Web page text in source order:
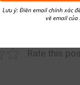
Rate this
Lưu ý: Điền email chính xác
về email của